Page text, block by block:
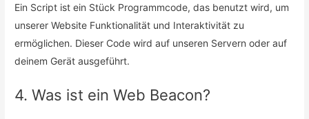
Ein Script ist ein Stück Programmcode, das benutzt wird, um
unserer Website Funktionalität und Interaktivität zu
ermöglichen. Dieser Code wird auf unseren Servern oder auf
deinem Gerät ausgeführt.
4. Was ist ein Web Beacon?